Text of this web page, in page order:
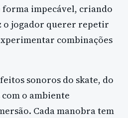
forma impecável, criando
o jogador querer repetir
combinações
sonoros do skate, do
o ambiente
Cada manobra tem